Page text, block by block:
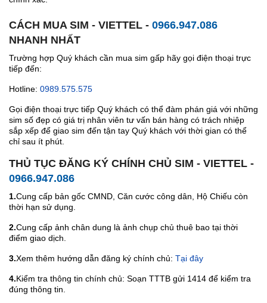
CÁCH MUA SIM - VIETTEL - 0966.947.086
NHANH NHẤT
Trường hợp Quý khách cần mua sim gấp hãy gọi điện thoại trực
tiếp đến:
Hotline: 0989.575.575
Gọi điện thoại trực tiếp Quý khách có thể đàm phán giá với những
sim số đẹp có giá trị nhân viên tư vấn bán hàng có trách nhiệp
sắp xếp để giao sim đến tận tay Quý khách với thời gian có thể
chỉ sau ít phút.
THỦ TỤC ĐĂNG KÝ CHÍNH CHỦ SIM - VIETTEL -
0966.947.086
1.Cung cấp bản gốc CMND, Căn cước công dân, Hộ Chiếu còn
thời hạn sử dụng.
2.Cung cấp ảnh chân dung là ảnh chụp chủ thuê bao tại thời
điểm giao dịch.
3.Xem thêm hướng dẫn đăng ký chính chủ: Tại đây
4.Kiểm tra thông tin chính chủ: Soạn TTTB gửi 1414 để kiểm tra
đúng thông tin.